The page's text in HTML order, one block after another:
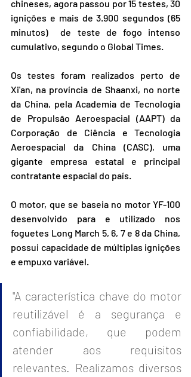
chineses, agora passou por 15 testes, 30
ignições e mais de 3.900 segundos (65
minutos)  de teste de fogo intenso
cumulativo, segundo o Global Times.
Os testes foram realizados perto de
Xi'an, na província de Shaanxi, no norte
da China, pela Academia de Tecnologia
de Propulsão Aeroespacial (AAPT) da
Corporação de Ciência e Tecnologia
Aeroespacial da China (CASC), uma
gigante empresa estatal e principal
contratante espacial do país.
O motor, que se baseia no motor YF-100
desenvolvido para e utilizado nos
foguetes Long March 5, 6, 7 e 8 da China,
possui capacidade de múltiplas ignições
e empuxo variável.
"A característica chave do motor
reutilizável é a segurança e
confiabilidade, que podem
atender aos requisitos
relevantes. Realizamos diversos